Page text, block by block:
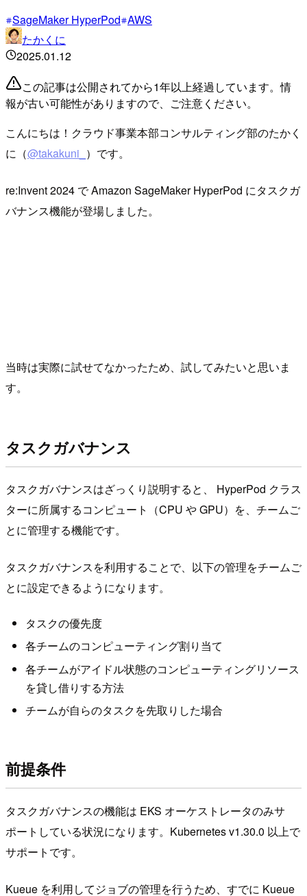
SageMaker HyperPod AWS
たかくに
2025.01.12
この記事は公開されてから1年以上経過しています。情
報が古い可能性がありますので、ご注意ください。
こんにちは！クラウド事業本部コンサルティング部のたかく
に（@takakuni_ ）です。
re:Invent 2024 で Amazon SageMaker HyperPod にタスクガ
バナンス機能が登場しました。
当時は実際に試せてなかったため、試してみたいと思いま
す。
タスクガバナンス
タスクガバナンスはざっくり説明すると、 HyperPod クラス
ターに所属するコンピュート（CPU や GPU）を、チームご
とに管理する機能です。
タスクガバナンスを利用することで、以下の管理をチームご
とに設定できるようになります。
タスクの優先度
各チームのコンピューティング割り当て
各チームがアイドル状態のコンピューティングリソース
を貸し借りする方法
チームが自らのタスクを先取りした場合
前提条件
タスクガバナンスの機能は EKS オーケストレータのみサ
ポートしている状況になります。Kubernetes v1.30.0 以上で
サポートです。
Kueue を利用してジョブの管理を行うため、すでに Kueue